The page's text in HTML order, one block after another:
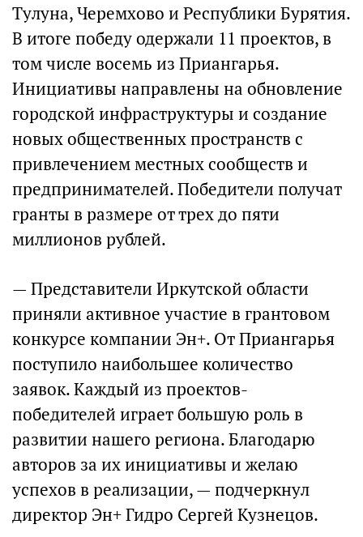
Тулуна, Черемхово и Республики Бурятия.
В итоге победу одержали 11 проектов, в
том числе восемь из Приангарья.
Инициативы направлены на обновление
городской инфраструктуры и создание
новых общественных пространств с
привлечением местных сообществ и
предпринимателей. Победители получат
гранты в размере от трех до пяти
миллионов рублей.
— Представители Иркутской области
приняли активное участие в грантовом
конкурсе компании Эн+. От Приангарья
поступило наибольшее количество
заявок. Каждый из проектов-
победителей играет большую роль в
развитии нашего региона. Благодарю
авторов за их инициативы и желаю
успехов в реализации, — подчеркнул
директор Эн+ Гидро Сергей Кузнецов.